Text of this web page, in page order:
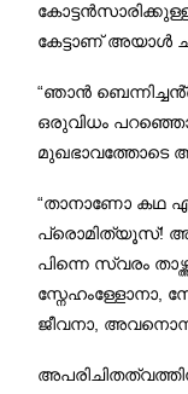
കേട്ടാണ് അയാൾ
“ഞാൻ
ഒരുവിധം
മുഖഭാവത്തോടെ
“താനാണോ കഥ
പ്രൊമിത്യൂസ്!
പിന്നെ സ്വരം
സ്നേഹംള്ളോനാ,
ജീവനാ,